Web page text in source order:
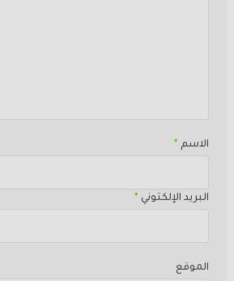
الاسم *
البريد الإلكتوني *
الموقع